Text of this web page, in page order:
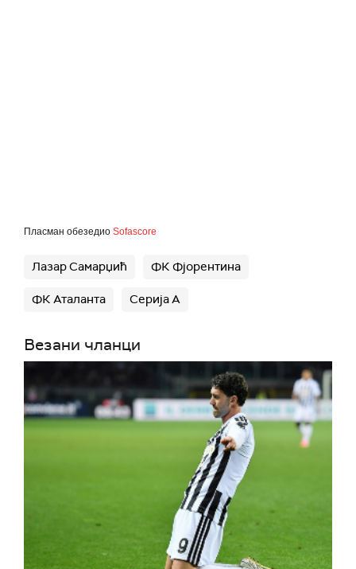
Пласман обезедио Sofascore
Лазар Самарџић ФК Фјорентина
ФК Аталанта Серија А
Везани чланци